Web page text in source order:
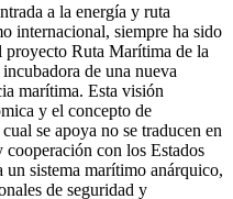
a la energía y ruta
internacional, siempre ha sido
Ruta Marítima de la
de una nueva
marítima. Esta visión
y el concepto de
se apoya no se traducen en
cooperación con los Estados
un sistema marítimo anárquico,
de seguridad y